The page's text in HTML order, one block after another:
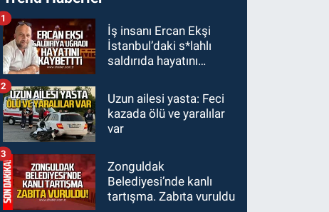
yaşadı
GÜNDEM
19:12TMO kabuklu
fındık alım fiyatlarını
GÜNDEM
18:52Zonguldak'ta
pitbul köpek anne ve
Tedavi altındalar
GÜNDEM
18:44Zonguldak'ta
araç yayaya çarptı: Ağır
İş insanı Ercan Ekşi
İstanbul’daki s*lahlı
saldırıda hayatını
1
Uzun ailesi yasta: Feci
kazada ölü ve yaralılar
var
2
Zonguldak
Belediyesi’nde kanlı
tartışma. Zabıta vuruldu
3